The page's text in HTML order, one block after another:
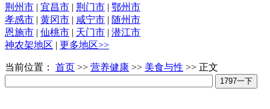
荆州市 | 宜昌市 | 荆门市 | 鄂州市
孝感市 | 黄冈市 | 咸宁市 | 随州市
恩施市 | 仙桃市 | 天门市 | 潜江市
神农架地区 | 更多地区>>
当前位置： 首页 >> 营养健康 >> 美食与性 >> 正文